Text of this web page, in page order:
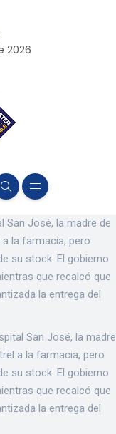
2026
San José, la madre de
la farmacia, pero
su stock. El gobierno
que recalcó que
la entrega del
San José, la madre
a la farmacia, pero
su stock. El gobierno
que recalcó que
la entrega del